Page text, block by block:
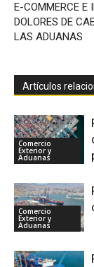
E-COMMERCE E
DOLORES DE
LAS ADUANAS
Artículos
Comercio
Exterior y
Aduanas
Comercio
Exterior y
Aduanas